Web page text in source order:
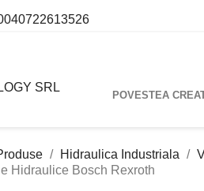
POVESTEA
Hidraulica Industriala
Hidraulice Bosch Rexroth